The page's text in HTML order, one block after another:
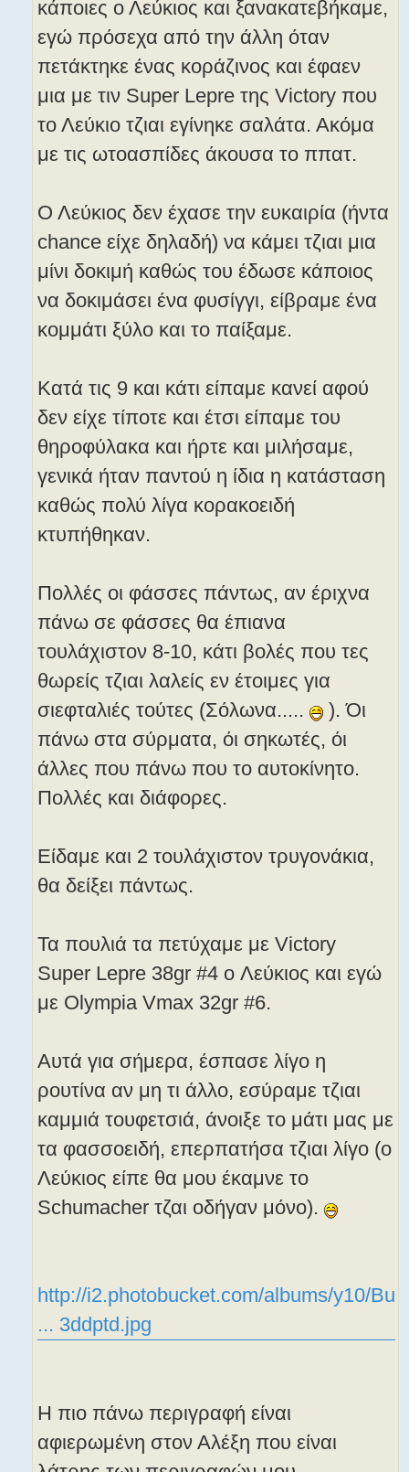
κάποιες ο Λεύκιος και ξανακατεβήκαμε,
εγώ πρόσεχα από την άλλη όταν
πετάκτηκε ένας κοράζινος και έφαεν
μια με τιν Super Lepre της Victory που
το Λεύκιο τζιαι εγίνηκε σαλάτα. Ακόμα
με τις ωτοασπίδες άκουσα το ππατ.
Ο Λεύκιος δεν έχασε την ευκαιρία (ήντα
chance είχε δηλαδή) να κάμει τζιαι μια
μίνι δοκιμή καθώς του έδωσε κάποιος
να δοκιμάσει ένα φυσίγγι, είβραμε ένα
κομμάτι ξύλο και το παίξαμε.
Κατά τις 9 και κάτι είπαμε κανεί αφού
δεν είχε τίποτε και έτσι είπαμε του
θηροφύλακα και ήρτε και μιλήσαμε,
γενικά ήταν παντού η ίδια η κατάσταση
καθώς πολύ λίγα κορακοειδή
κτυπήθηκαν.
Πολλές οι φάσσες πάντως, αν έριχνα
πάνω σε φάσσες θα έπιανα
τουλάχιστον 8-10, κάτι βολές που τες
θωρείς τζιαι λαλείς εν έτοιμες για
σιεφταλιές τούτες (Σόλωνα.....
). Όι
πάνω στα σύρματα, όι σηκωτές, όι
άλλες που πάνω που το αυτοκίνητο.
Πολλές και διάφορες.
Είδαμε και 2 τουλάχιστον τρυγονάκια,
θα δείξει πάντως.
Τα πουλιά τα πετύχαμε με Victory
Super Lepre 38gr #4 o Λεύκιος και εγώ
με Olympia Vmax 32gr #6.
Aυτά για σήμερα, έσπασε λίγο η
ρουτίνα αν μη τι άλλο, εσύραμε τζιαι
καμμιά τουφετσιά, άνοιξε το μάτι μας με
τα φασσοειδή, επερπατήσα τζιαι λίγο (ο
Λεύκιος είπε θα μου έκαμνε το
Schumacher τζαι οδήγαν μόνο).
http://i2.photobucket.com/albums/y10/Bu
... 3ddptd.jpg
Η πιο πάνω περιγραφή είναι
αφιερωμένη στον Αλέξη που είναι